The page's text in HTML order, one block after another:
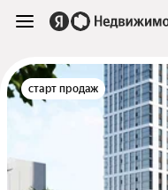
старт продаж